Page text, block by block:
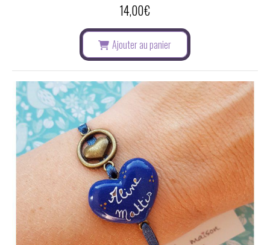
14,00€
Ajouter au panier